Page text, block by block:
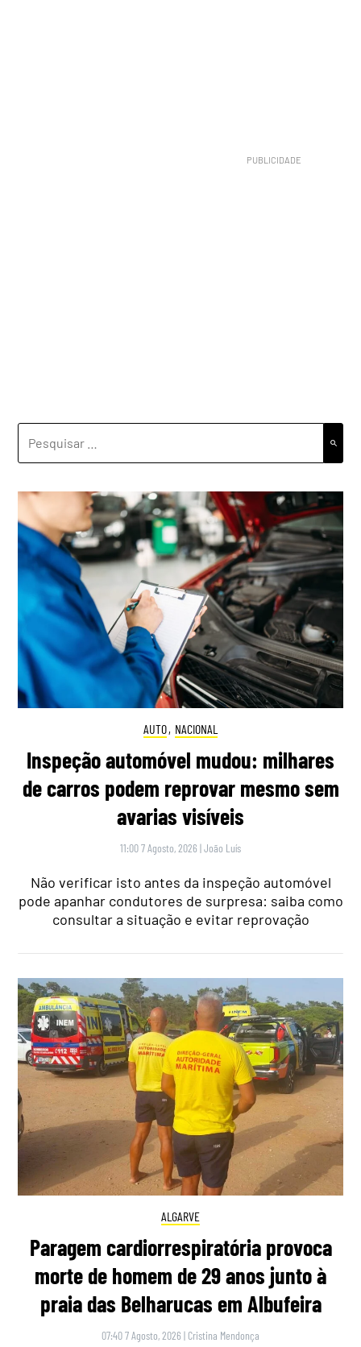
AUTO, NACIONAL
Inspeção automóvel mudou: milhares
de carros podem reprovar mesmo sem
avarias visíveis
11:00 7 Agosto, 2026 |João Luís
Não verificar isto antes da inspeção automóvel
pode apanhar condutores de surpresa: saiba como
consultar a situação e evitar reprovação
ALGARVE
Paragem cardiorrespiratória provoca
morte de homem de 29 anos junto à
praia das Belharucas em Albufeira
07:40 7 Agosto, 2026 | Cristina Mendonça